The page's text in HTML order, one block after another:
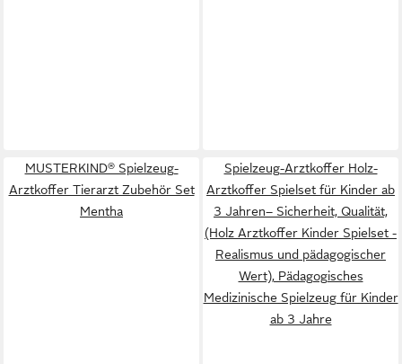
MUSTERKIND® Spielzeug-
Arztkoffer Tierarzt Zubehör Set
Mentha
Spielzeug-Arztkoffer Holz-
Arztkoffer Spielset für Kinder ab
3 Jahren– Sicherheit, Qualität,
(Holz Arztkoffer Kinder Spielset -
Realismus und pädagogischer
Wert), Pädagogisches
Medizinische Spielzeug für Kinder
ab 3 Jahre